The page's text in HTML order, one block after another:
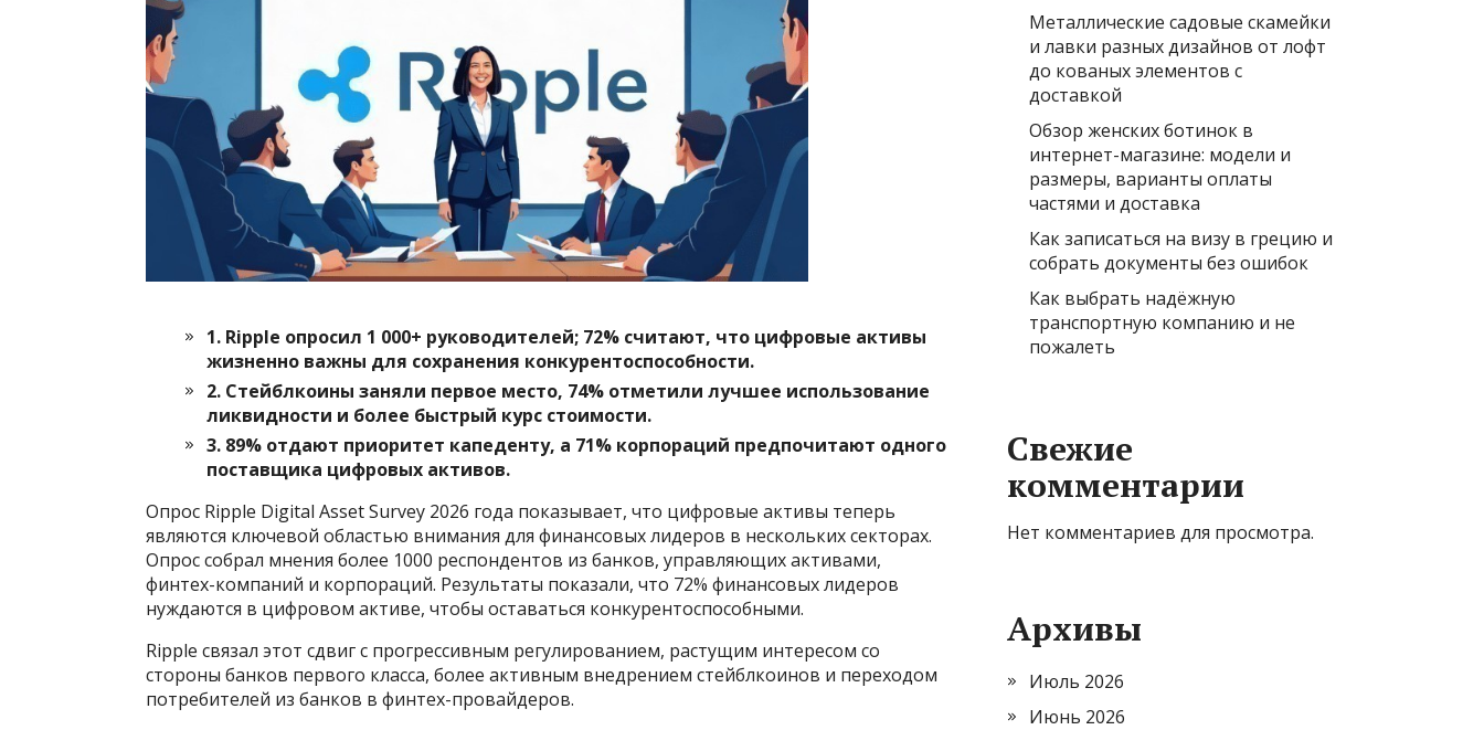
1. Ripple опросил 1 000+ руководителей; 72% считают, что цифровые активы
жизненно важны для сохранения конкурентоспособности.
2. Стейблкоины заняли первое место, 74% отметили лучшее использование
ликвидности и более быстрый курс стоимости.
3. 89% отдают приоритет капеденту, а 71% корпораций предпочитают одного
поставщика цифровых активов.
Опрос Ripple Digital Asset Survey 2026 года показывает, что цифровые активы теперь
являются ключевой областью внимания для финансовых лидеров в нескольких секторах.
Опрос собрал мнения более 1000 респондентов из банков, управляющих активами,
финтех-компаний и корпораций. Результаты показали, что 72% финансовых лидеров
нуждаются в цифровом активе, чтобы оставаться конкурентоспособными.
Ripple связал этот сдвиг с прогрессивным регулированием, растущим интересом со
стороны банков первого класса, более активным внедрением стейблкоинов и переходом
потребителей из банков в финтех-провайдеров.
Металлические садовые скамейки
и лавки разных дизайнов от лофт
до кованых элементов с
доставкой
Обзор женских ботинок в
интернет-магазине: модели и
размеры, варианты оплаты
частями и доставка
Как записаться на визу в грецию и
собрать документы без ошибок
Как выбрать надёжную
транспортную компанию и не
пожалеть
Свежие
комментарии
Нет комментариев для просмотра.
Архивы
Июль 2026
Июнь 2026